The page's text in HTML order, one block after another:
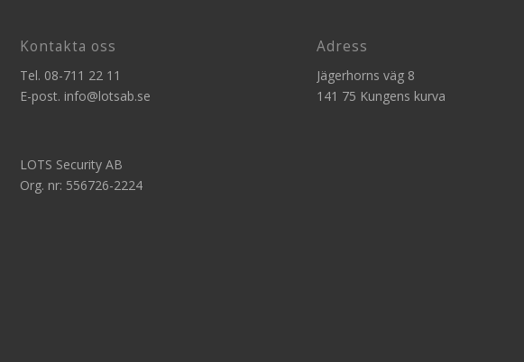
Kontakta oss
Tel. 08-711 22 11
E-post. info@lotsab.se
LOTS Security AB
Org. nr: 556726-2224
Adress
Jägerhorns väg 8
141 75 Kungens kurva